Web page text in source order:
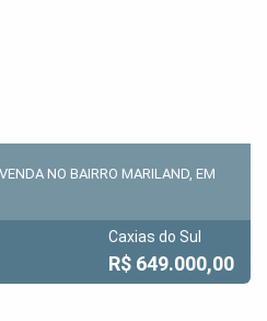
NO BAIRRO MARILAND, EM
Caxias do Sul
R$ 649.000,00